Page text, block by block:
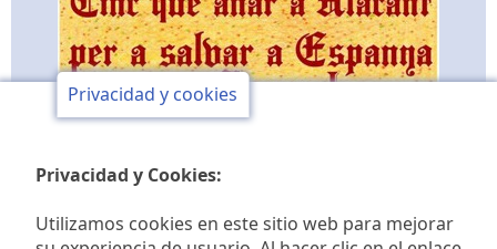
Privacidad y cookies
Privacidad y Cookies:
Utilizamos cookies en este sitio web para mejorar